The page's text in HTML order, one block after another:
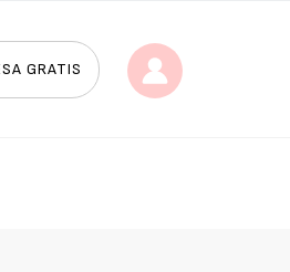
GRATIS